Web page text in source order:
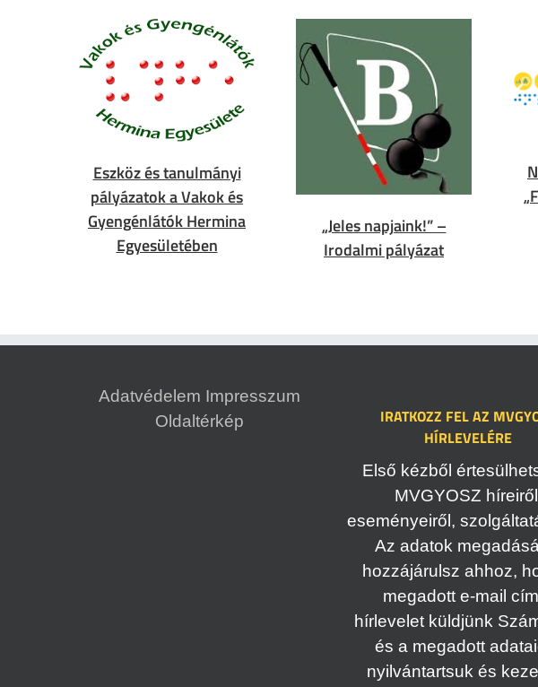
Eszköz és tanulmányi
pályázatok a Vakok és
Gyengénlátók Hermina
Egyesületében
„Jeles napjaink!” –
Irodalmi pályázat
Adatvédelem Impresszum
Oldaltérkép
IRATKOZZ FEL AZ
HÍRLEVELÉRE
Első kézből
MVGYOSZ
eseményeiről,
Az adatok
hozzájárulsz ahhoz,
megadott e-mail
hírlevelet küldjünk
és a megadott
nyilvántartsuk és